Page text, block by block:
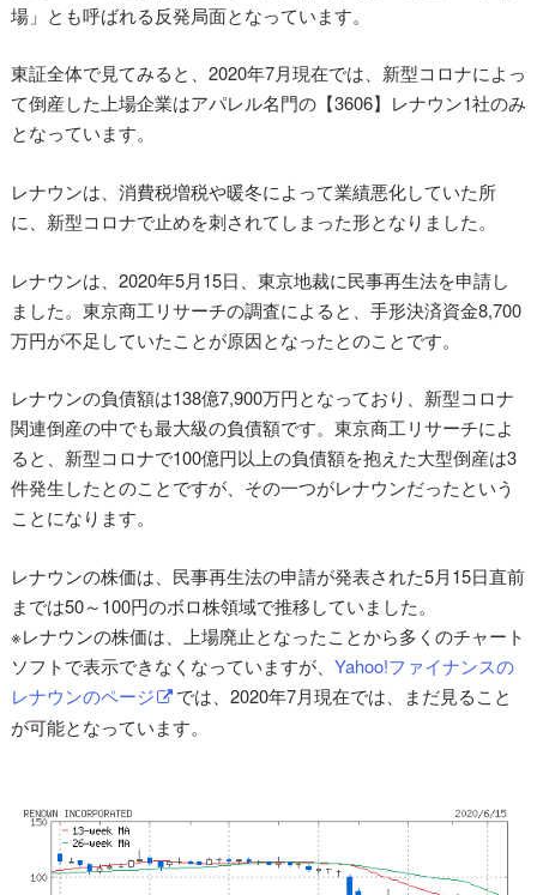
場」とも呼ばれる反発局面となっています。
東証全体で見てみると、2020年7月現在では、新型コロナによっ
て倒産した上場企業はアパレル名門の【3606】レナウン1社のみ
となっています。
レナウンは、消費税増税や暖冬によって業績悪化していた所
に、新型コロナで止めを刺されてしまった形となりました。
レナウンは、2020年5月15日、東京地裁に民事再生法を申請し
ました。東京商工リサーチの調査によると、手形決済資金8,700
万円が不足していたことが原因となったとのことです。
レナウンの負債額は138億7,900万円となっており、新型コロナ
関連倒産の中でも最大級の負債額です。東京商工リサーチによ
ると、新型コロナで100億円以上の負債額を抱えた大型倒産は3
件発生したとのことですが、その一つがレナウンだったという
ことになります。
レナウンの株価は、民事再生法の申請が発表された5月15日直前
までは50～100円のボロ株領域で推移していました。
※レナウンの株価は、上場廃止となったことから多くのチャート
ソフトで表示できなくなっていますが、 Yahoo!ファイナンスの
レナウンのページ
では、2020年7月現在では、まだ見ること
が可能となっています。